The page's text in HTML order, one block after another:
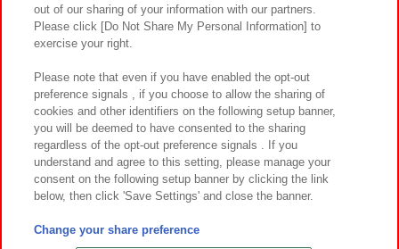
プライバシーポリシー ウェブアクセシビリティ方針と検証結果
お取引先さまとともに
カスタマーハラスメント対応方針 よくあるご質問・お問い合わせ
©Bandai Namco Amusement Inc.
©Bandai Namco Amusement Lab Inc.
out of our sharing of your information with our partners.
Please click [Do Not Share My Personal Information] to
exercise your right.
Please note that even if you have enabled the opt-out
preference signals , if you choose to allow the sharing of
cookies and other identifiers on the following setup banner,
you will be deemed to have consented to the sharing
regardless of the opt-out preference signals . If you
understand and agree to this setting, please manage your
consent on the following setup banner by clicking the link
below, then click 'Save Settings' and close the banner.
Change your share preference